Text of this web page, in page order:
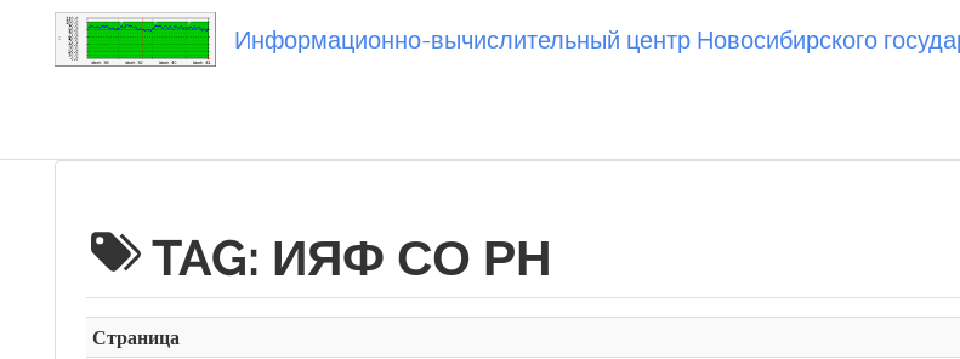
Информационно-вычислительный центр Новосибирского
TAG: ИЯФ СО РН
Страница